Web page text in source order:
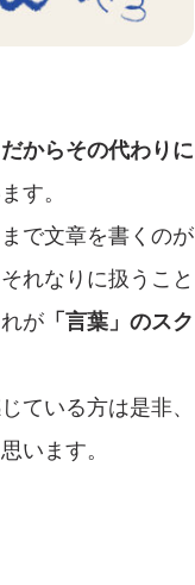
からその代わりに
す。
で文章を書くのが
れなりに扱うこと
が 「言葉」のスク
ている方は是非、
います。